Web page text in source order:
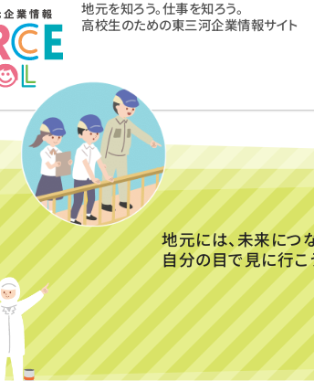
地元を知ろう。仕事を知ろう。
高校生のための東三河企業情報サイト
地元には、未来につ
自分の目で見に行こ